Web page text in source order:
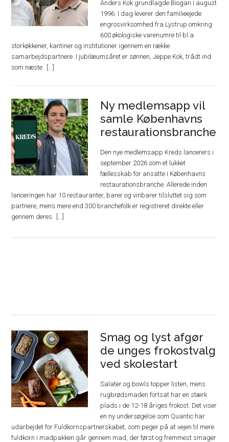
Anders Kok grundlagde Biogan i august
1996. I dag leverer den familieejede
engrosvirksomhed fra Lystrup omkring
600 økologiske varenumre til bl.a.
storkøkkener, kantiner og institutioner igennem en række
samarbejdspartnere. I jubilæumsåret er sønnen, Jeppe Kok, trådt ind
som næste
Ny medlemsapp vil
samle Københavns
restaurationsbranche
Den nye medlemsapp Kreds lancerers i
september 2026 som et lukket
fællesskab for ansatte i Københavns
restaurationsbranche. Allerede inden
lanceringen har 10 restauranter, barer og vinbarer tilsluttet sig som
partnere, mens mere end 300 branchefolk er registreret direkte eller
gennem deres
Smag og lyst afgør
de unges frokostvalg
ved skolestart
Salater og bowls topper listen, mens
rugbrødsmaden fortsat har en stærk
plads i de 12-18 åriges frokost. Det viser
en ny undersøgelse som Quantic har
udarbejdet for Fuldkornspartnerskabet, som peger på at vejen til mere
fuldkorn i madpakken går gennem mad, der først og fremmest smager